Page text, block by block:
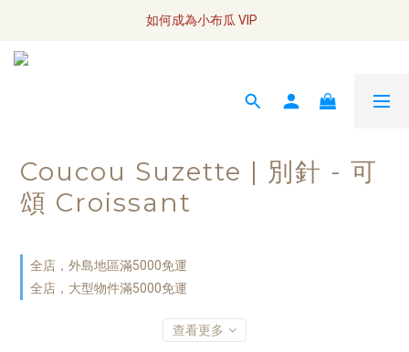
全網訂單將於7/4 開始配送
如何成為小布瓜 VIP
Coucou Suzette | 別針 - 可
頌 Croissant
全店，外島地區滿5000免運
全店，大型物件滿5000免運
查看更多